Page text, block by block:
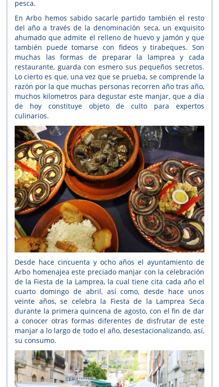
pesca.
En Arbo hemos sabido sacarle partido también el resto
del año a través de la denominación seca, un exquisito
ahumado que admite el relleno de huevo y jamón y que
también puede tomarse con fideos y tirabeques. Son
muchas las formas de preparar la lamprea y cada
restaurante, guarda con esmero sus pequeños secretos.
Lo cierto es que, una vez que se prueba, se comprende la
razón por la que muchas personas recorren año tras año,
muchos kilometros para degustar este manjar, que a día
de hoy constituye objeto de culto para expertos
culinarios.
Desde hace cincuenta y ocho años el ayuntamiento de
Arbo homenajea este preciado manjar con la celebración
de la Fiesta de la Lamprea, la cual tiene cita cada año el
cuarto domingo de abril, así como, desde hace unos
veinte años, se celebra la Fiesta de la Lamprea Seca
durante la primera quincena de agosto, con el fin de dar
a conocer otras formas diferentes de disfrutar de este
manjar a lo largo de todo el año, desestacionalizando, así,
su consumo.